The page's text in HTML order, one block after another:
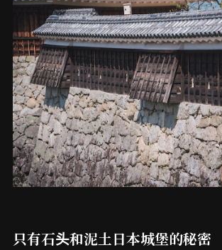
只有石头和泥土日本城堡的秘密